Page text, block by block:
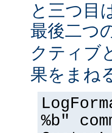
と三つ目
最後二つ
クティブ
果をまね
%b"